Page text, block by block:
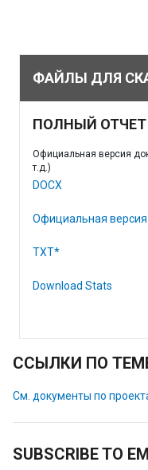
ФАЙЛЫ ДЛЯ
ПОЛНЫЙ ОТЧЕТ
Официальная версия
т.д.)
DOCX
Официальная версия
TXT*
Download Stats
ССЫЛКИ ПО
См. документы по
SUBSCRIBE TO